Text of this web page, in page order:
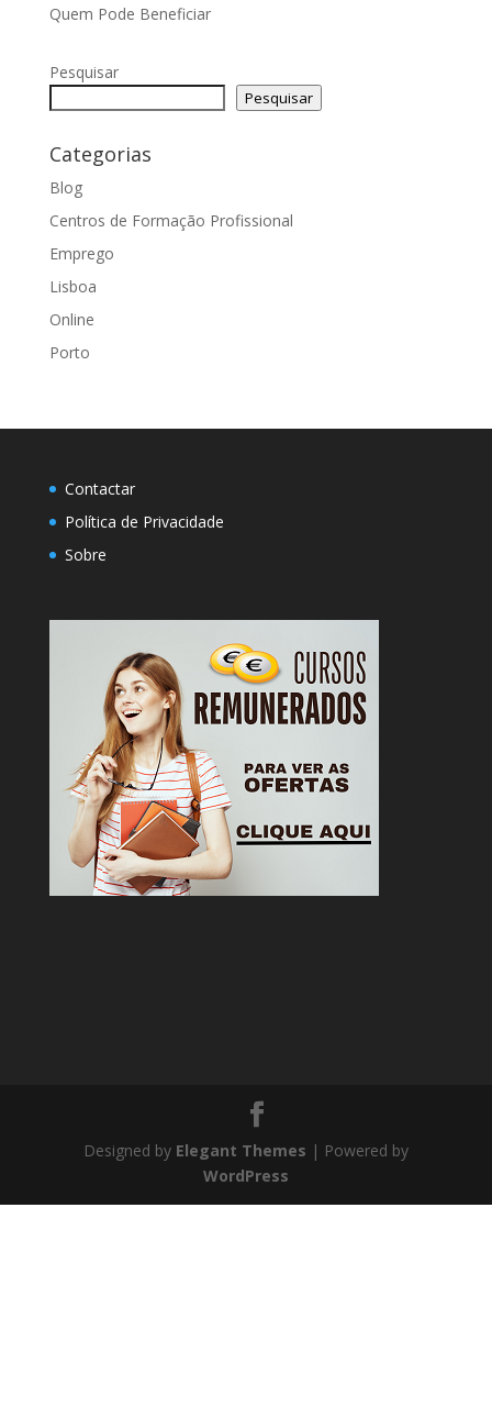
Quem Pode Beneficiar
Pesquisar
Pesquisar
Categorias
Blog
Centros de Formação Profissional
Emprego
Lisboa
Online
Porto
Contactar
Política de Privacidade
Sobre
Designed by Elegant Themes | Powered by
WordPress